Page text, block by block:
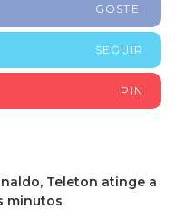
GOSTEI
SEGUIR
PIN
Teleton atinge a
minutos